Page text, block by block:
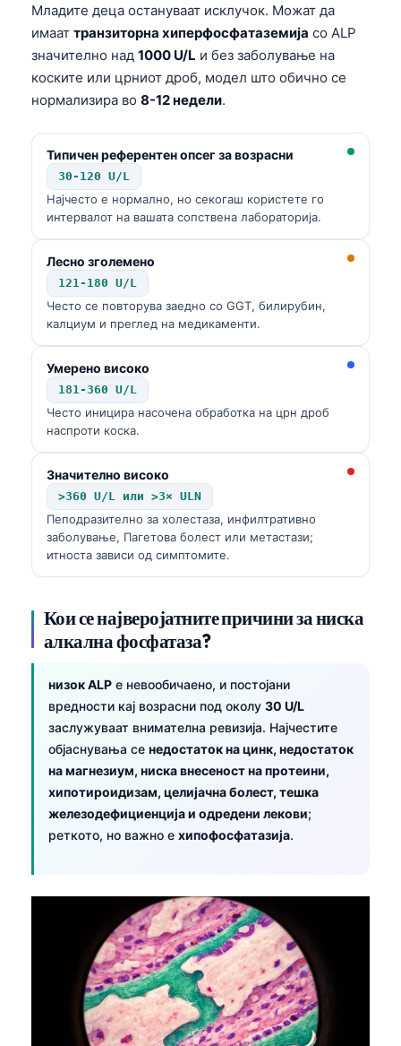
Младите деца остануваат исклучок. Можат да
имаат транзиторна хиперфосфатаземија со ALP
значително над 1000 U/L и без заболување на
коските или црниот дроб, модел што обично се
нормализира во 8-12 недели.
Типичен референтен опсег за возрасни
30-120 U/L
Најчесто е нормално, но секогаш користете го
интервалот на вашата сопствена лабораторија.
Лесно зголемено
121-180 U/L
Често се повторува заедно со GGT, билирубин,
калциум и преглед на медикаменти.
Умерено високо
181-360 U/L
Често иницира насочена обработка на црн дроб
наспроти коска.
Значително високо
>360 U/L или >3× ULN
Пеподразително за холестаза, инфилтративно
заболување, Пагетова болест или метастази;
итноста зависи од симптомите.
Кои се најверојатните причини за ниска
алкална фосфатаза?
низок ALP е невообичаено, и постојани
вредности кај возрасни под околу 30 U/L
заслужуваат внимателна ревизија. Најчестите
објаснувања се недостаток на цинк, недостаток
на магнезиум, ниска внесеност на протеини,
хипотироидизам, целијачна болест, тешка
железодефициенција и одредени лекови;
реткото, но важно е хипофосфатазија.